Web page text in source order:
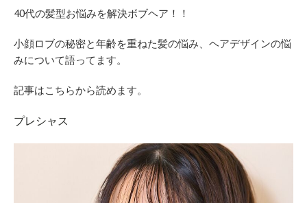
40代の髪型お悩みを解決ボブヘア！！
小顔ロブの秘密と年齢を重ねた髪の悩み、ヘアデザインの悩
みについて語ってます。
記事はこちらから読めます。
プレシャス